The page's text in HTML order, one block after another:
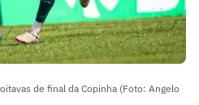
de final da Copinha (Foto: Angelo